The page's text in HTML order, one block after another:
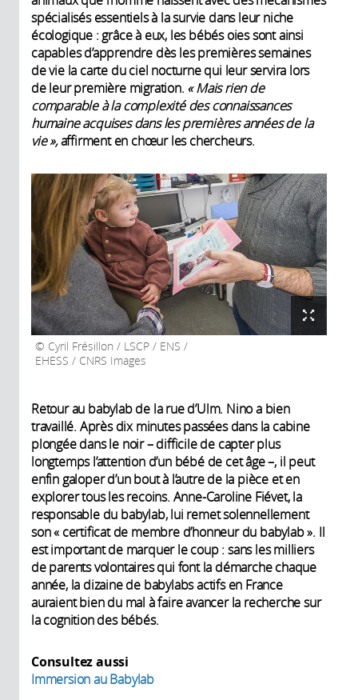
spécialisés essentiels à la survie dans leur niche
écologique : grâce à eux, les bébés oies sont ainsi
capables d’apprendre dès les premières semaines
de vie la carte du ciel nocturne qui leur servira lors
de leur première migration. « Mais rien de
comparable à la complexité des connaissances
humaine acquises dans les premières années de la
vie »,affirment en chœur les chercheurs.
Cyril Frésillon / LSCP / ENS /
EHESS / CNRS Images
Retour au babylab de la rue d’Ulm. Nino a bien
travaillé. Après dix minutes passées dans la cabine
plongée dans le noir – difficile de capter plus
longtemps l’attention d’un bébé de cet âge –, il peut
enfin galoper d’un bout à l’autre de la pièce et en
explorer tous les recoins. Anne-Caroline Fiévet, la
responsable du babylab, lui remet solennellement
son « certificat de membre d’honneur du babylab ». Il
est important de marquer le coup : sans les milliers
de parents volontaires qui font la démarche chaque
année, la dizaine de babylabs actifs en France
auraient bien du mal à faire avancer la recherche sur
la cognition des bébés.
Consultez aussi
Immersion au Babylab